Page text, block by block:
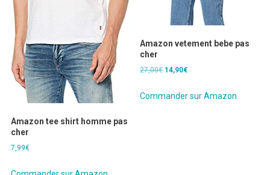
Amazon tee shirt homme pas
cher
7,99€
Amazon vetement bebe pas
cher
27,00€ Le
initial
14,90€Le
actuel
Commander sur Amazon